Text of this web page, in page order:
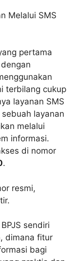
pertama
terbilang cukup
layanan SMS
layanan
melalui
informasi.
di nomor
.
resmi,
sendiri
dimana fitur
bagi